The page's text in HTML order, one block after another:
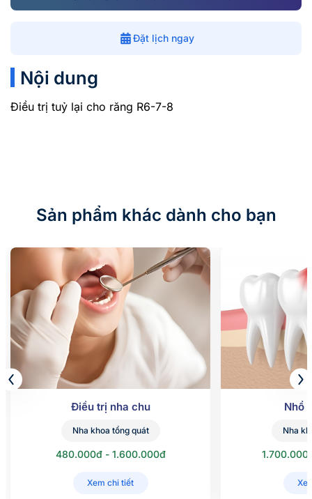
Đặt lịch ngay
Nội dung
Điều trị tuỷ lại cho răng R6-7-8
Sản phẩm khác dành cho bạn
Điều trị nha chu
Nha khoa tổng quát
480.000đ - 1.600.000đ
Xem chi tiết
Nhổ
Nha